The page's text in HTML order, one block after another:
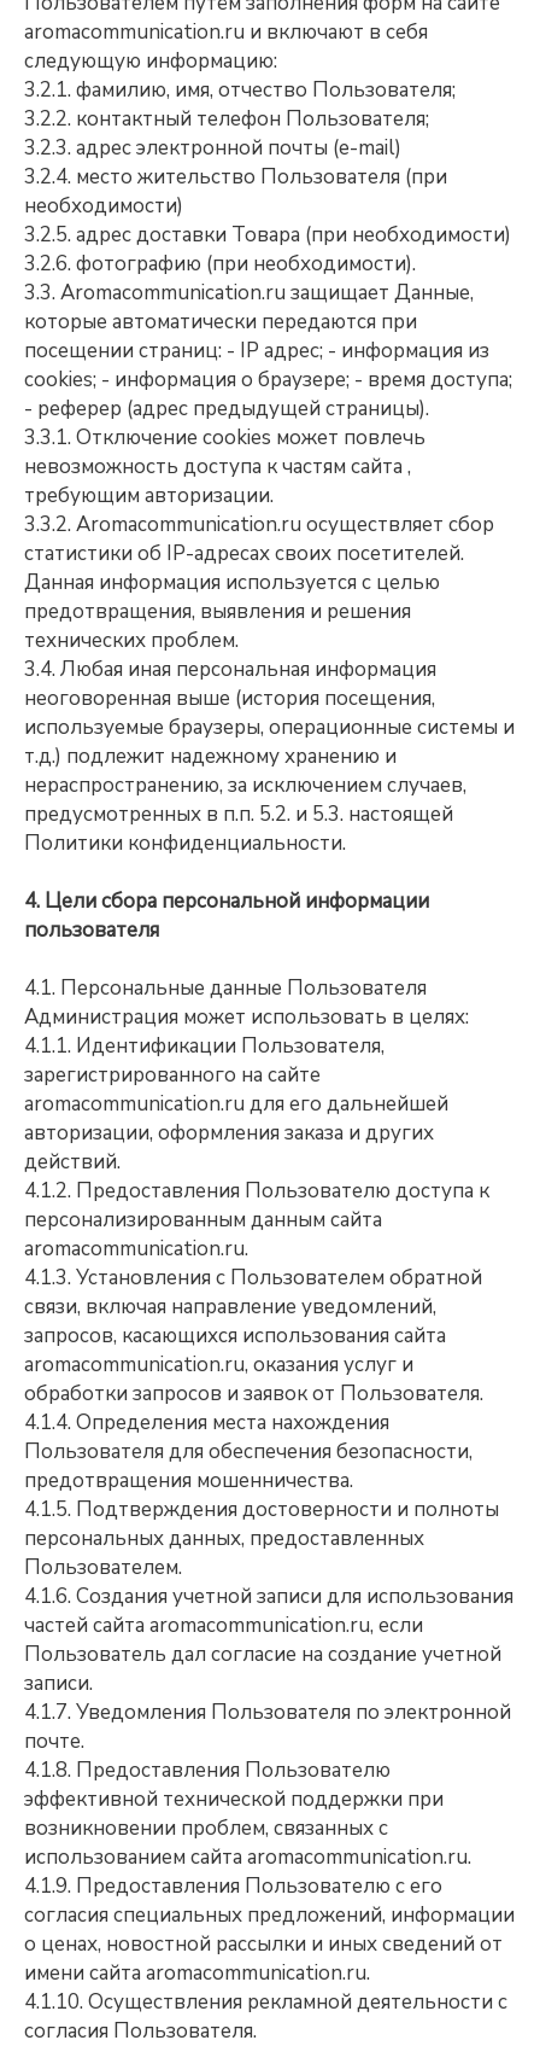
aromacommunication.ru и включают в себя
следующую информацию:
3.2.1. фамилию, имя, отчество Пользователя;
3.2.2. контактный телефон Пользователя;
3.2.3. адрес электронной почты (e-mail)
3.2.4. место жительство Пользователя (при
необходимости)
3.2.5. адрес доставки Товара (при необходимости)
3.2.6. фотографию (при необходимости).
3.3. Aromacommunication.ru защищает Данные,
которые автоматически передаются при
посещении страниц: - IP адрес; - информация из
cookies; - информация о браузере; - время доступа;
- реферер (адрес предыдущей страницы).
3.3.1. Отключение cookies может повлечь
невозможность доступа к частям сайта ,
требующим авторизации.
3.3.2. Aromacommunication.ru осуществляет сбор
статистики об IP-адресах своих посетителей.
Данная информация используется с целью
предотвращения, выявления и решения
технических проблем.
3.4. Любая иная персональная информация
неоговоренная выше (история посещения,
используемые браузеры, операционные системы и
т.д.) подлежит надежному хранению и
нераспространению, за исключением случаев,
предусмотренных в п.п. 5.2. и 5.3. настоящей
Политики конфиденциальности.
4. Цели сбора персональной информации
пользователя
4.1. Персональные данные Пользователя
Администрация может использовать в целях:
4.1.1. Идентификации Пользователя,
зарегистрированного на сайте
aromacommunication.ru для его дальнейшей
авторизации, оформления заказа и других
действий.
4.1.2. Предоставления Пользователю доступа к
персонализированным данным сайта
aromacommunication.ru.
4.1.3. Установления с Пользователем обратной
связи, включая направление уведомлений,
запросов, касающихся использования сайта
aromacommunication.ru, оказания услуг и
обработки запросов и заявок от Пользователя.
4.1.4. Определения места нахождения
Пользователя для обеспечения безопасности,
предотвращения мошенничества.
4.1.5. Подтверждения достоверности и полноты
персональных данных, предоставленных
Пользователем.
4.1.6. Создания учетной записи для использования
частей сайта aromacommunication.ru, если
Пользователь дал согласие на создание учетной
записи.
4.1.7. Уведомления Пользователя по электронной
почте.
4.1.8. Предоставления Пользователю
эффективной технической поддержки при
возникновении проблем, связанных с
использованием сайта aromacommunication.ru.
4.1.9. Предоставления Пользователю с его
согласия специальных предложений, информации
о ценах, новостной рассылки и иных сведений от
имени сайта aromacommunication.ru.
4.1.10. Осуществления рекламной деятельности с
согласия Пользователя.